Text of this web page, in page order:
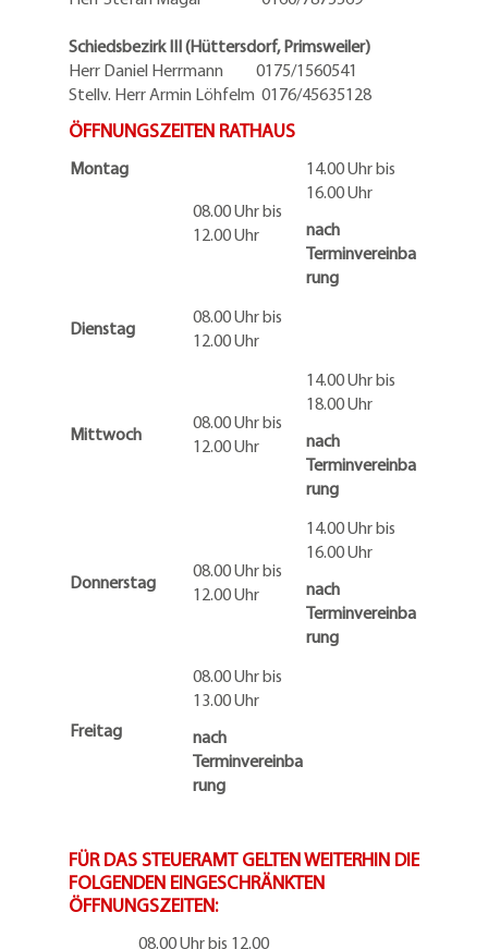
Schiedsbezirk III (Hüttersdorf, Primsweiler)
Herr Daniel Herrmann 0175/1560541
Stellv. Herr Armin Löhfelm 0176/45635128
ÖFFNUNGSZEITEN RATHAUS
Montag
08.00 Uhr bis
12.00 Uhr
14.00 Uhr bis
16.00 Uhr
nach
Terminvereinba
rung
Dienstag
08.00 Uhr bis
12.00 Uhr
Mittwoch
08.00 Uhr bis
12.00 Uhr
14.00 Uhr bis
18.00 Uhr
nach
Terminvereinba
rung
Donnerstag
08.00 Uhr bis
12.00 Uhr
14.00 Uhr bis
16.00 Uhr
nach
Terminvereinba
rung
Freitag
08.00 Uhr bis
13.00 Uhr
nach
Terminvereinba
rung
FÜR DAS STEUERAMT GELTEN WEITERHIN DIE
FOLGENDEN EINGESCHRÄNKTEN
ÖFFNUNGSZEITEN:
08.00 Uhr bis 12.00